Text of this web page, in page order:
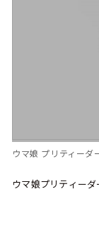
ウマ娘 プリティーダ
ウマ娘プリティー